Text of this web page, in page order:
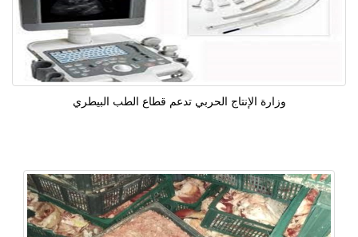
وزارة الإنتاج الحربي تدعم قطاع الطب البيطري